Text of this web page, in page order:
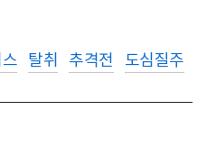
탈취 추격전 도심질주